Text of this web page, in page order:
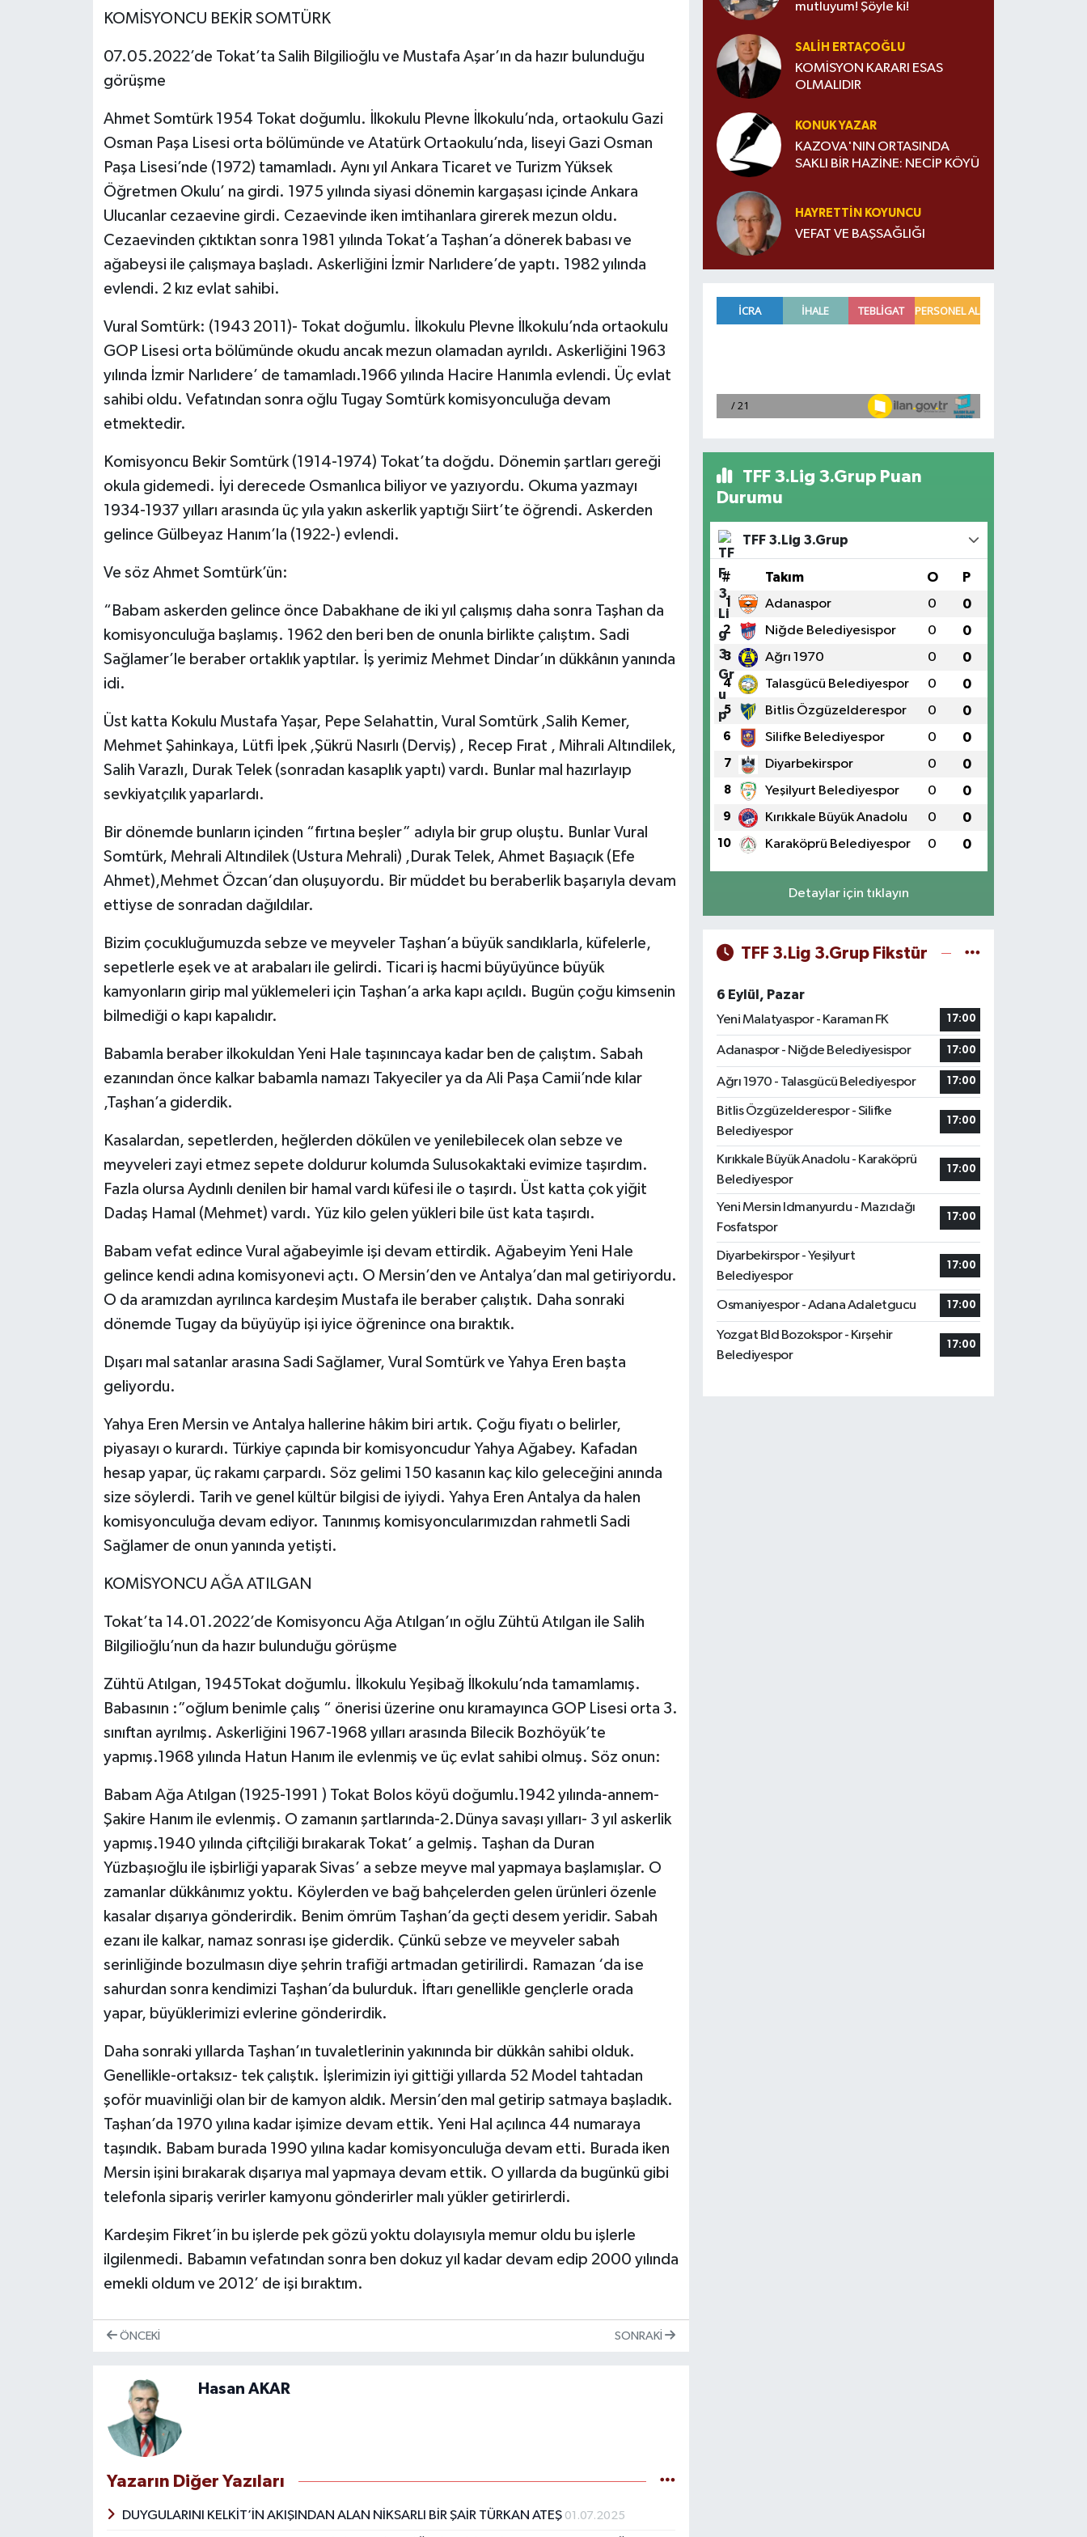
KOMİSYONCU BEKİR SOMTÜRK
07.05.2022’de Tokat’ta Salih Bilgilioğlu ve Mustafa Aşar’ın da hazır bulunduğu
görüşme
Ahmet Somtürk 1954 Tokat doğumlu. İlkokulu Plevne İlkokulu’nda, ortaokulu Gazi
Osman Paşa Lisesi orta bölümünde ve Atatürk Ortaokulu’nda, liseyi Gazi Osman
Paşa Lisesi’nde (1972) tamamladı. Aynı yıl Ankara Ticaret ve Turizm Yüksek
Öğretmen Okulu’ na girdi. 1975 yılında siyasi dönemin kargaşası içinde Ankara
Ulucanlar cezaevine girdi. Cezaevinde iken imtihanlara girerek mezun oldu.
Cezaevinden çıktıktan sonra 1981 yılında Tokat’a Taşhan’a dönerek babası ve
ağabeysi ile çalışmaya başladı. Askerliğini İzmir Narlıdere’de yaptı. 1982 yılında
evlendi. 2 kız evlat sahibi.
Vural Somtürk: (1943 2011)- Tokat doğumlu. İlkokulu Plevne İlkokulu’nda ortaokulu
GOP Lisesi orta bölümünde okudu ancak mezun olamadan ayrıldı. Askerliğini 1963
yılında İzmir Narlıdere’ de tamamladı.1966 yılında Hacire Hanımla evlendi. Üç evlat
sahibi oldu. Vefatından sonra oğlu Tugay Somtürk komisyonculuğa devam
etmektedir.
Komisyoncu Bekir Somtürk (1914-1974) Tokat’ta doğdu. Dönemin şartları gereği
okula gidemedi. İyi derecede Osmanlıca biliyor ve yazıyordu. Okuma yazmayı
1934-1937 yılları arasında üç yıla yakın askerlik yaptığı Siirt’te öğrendi. Askerden
gelince Gülbeyaz Hanım’la (1922-) evlendi.
Ve söz Ahmet Somtürk’ün:
“Babam askerden gelince önce Dabakhane de iki yıl çalışmış daha sonra Taşhan da
komisyonculuğa başlamış. 1962 den beri ben de onunla birlikte çalıştım. Sadi
Sağlamer’le beraber ortaklık yaptılar. İş yerimiz Mehmet Dindar’ın dükkânın yanında
idi.
Üst katta Kokulu Mustafa Yaşar, Pepe Selahattin, Vural Somtürk ,Salih Kemer,
Mehmet Şahinkaya, Lütfi İpek ,Şükrü Nasırlı (Derviş) , Recep Fırat , Mihrali Altındilek,
Salih Varazlı, Durak Telek (sonradan kasaplık yaptı) vardı. Bunlar mal hazırlayıp
sevkiyatçılık yaparlardı.
Bir dönemde bunların içinden “fırtına beşler” adıyla bir grup oluştu. Bunlar Vural
Somtürk, Mehrali Altındilek (Ustura Mehrali) ,Durak Telek, Ahmet Başıaçık (Efe
Ahmet),Mehmet Özcan‘dan oluşuyordu. Bir müddet bu beraberlik başarıyla devam
ettiyse de sonradan dağıldılar.
Bizim çocukluğumuzda sebze ve meyveler Taşhan’a büyük sandıklarla, küfelerle,
sepetlerle eşek ve at arabaları ile gelirdi. Ticari iş hacmi büyüyünce büyük
kamyonların girip mal yüklemeleri için Taşhan’a arka kapı açıldı. Bugün çoğu kimsenin
bilmediği o kapı kapalıdır.
Babamla beraber ilkokuldan Yeni Hale taşınıncaya kadar ben de çalıştım. Sabah
ezanından önce kalkar babamla namazı Takyeciler ya da Ali Paşa Camii’nde kılar
,Taşhan’a giderdik.
Kasalardan, sepetlerden, heğlerden dökülen ve yenilebilecek olan sebze ve
meyveleri zayi etmez sepete doldurur kolumda Sulusokaktaki evimize taşırdım.
Fazla olursa Aydınlı denilen bir hamal vardı küfesi ile o taşırdı. Üst katta çok yiğit
Dadaş Hamal (Mehmet) vardı. Yüz kilo gelen yükleri bile üst kata taşırdı.
Babam vefat edince Vural ağabeyimle işi devam ettirdik. Ağabeyim Yeni Hale
gelince kendi adına komisyonevi açtı. O Mersin’den ve Antalya’dan mal getiriyordu.
O da aramızdan ayrılınca kardeşim Mustafa ile beraber çalıştık. Daha sonraki
dönemde Tugay da büyüyüp işi iyice öğrenince ona bıraktık.
Dışarı mal satanlar arasına Sadi Sağlamer, Vural Somtürk ve Yahya Eren başta
geliyordu.
Yahya Eren Mersin ve Antalya hallerine hâkim biri artık. Çoğu fiyatı o belirler,
piyasayı o kurardı. Türkiye çapında bir komisyoncudur Yahya Ağabey. Kafadan
hesap yapar, üç rakamı çarpardı. Söz gelimi 150 kasanın kaç kilo geleceğini anında
size söylerdi. Tarih ve genel kültür bilgisi de iyiydi. Yahya Eren Antalya da halen
komisyonculuğa devam ediyor. Tanınmış komisyoncularımızdan rahmetli Sadi
Sağlamer de onun yanında yetişti.
KOMİSYONCU AĞA ATILGAN
Tokat’ta 14.01.2022’de Komisyoncu Ağa Atılgan’ın oğlu Zühtü Atılgan ile Salih
Bilgilioğlu’nun da hazır bulunduğu görüşme
Zühtü Atılgan, 1945Tokat doğumlu. İlkokulu Yeşibağ İlkokulu’nda tamamlamış.
Babasının :”oğlum benimle çalış “ önerisi üzerine onu kıramayınca GOP Lisesi orta 3.
sınıftan ayrılmış. Askerliğini 1967-1968 yılları arasında Bilecik Bozhöyük’te
yapmış.1968 yılında Hatun Hanım ile evlenmiş ve üç evlat sahibi olmuş. Söz onun:
Babam Ağa Atılgan (1925-1991 ) Tokat Bolos köyü doğumlu.1942 yılında-annem-
Şakire Hanım ile evlenmiş. O zamanın şartlarında-2.Dünya savaşı yılları- 3 yıl askerlik
yapmış.1940 yılında çiftçiliği bırakarak Tokat’ a gelmiş. Taşhan da Duran
Yüzbaşıoğlu ile işbirliği yaparak Sivas’ a sebze meyve mal yapmaya başlamışlar. O
zamanlar dükkânımız yoktu. Köylerden ve bağ bahçelerden gelen ürünleri özenle
kasalar dışarıya gönderirdik. Benim ömrüm Taşhan’da geçti desem yeridir. Sabah
ezanı ile kalkar, namaz sonrası işe giderdik. Çünkü sebze ve meyveler sabah
serinliğinde bozulmasın diye şehrin trafiği artmadan getirilirdi. Ramazan ‘da ise
sahurdan sonra kendimizi Taşhan’da bulurduk. İftarı genellikle gençlerle orada
yapar, büyüklerimizi evlerine gönderirdik.
Daha sonraki yıllarda Taşhan’ın tuvaletlerinin yakınında bir dükkân sahibi olduk.
Genellikle-ortaksız- tek çalıştık. İşlerimizin iyi gittiği yıllarda 52 Model tahtadan
şoför muavinliği olan bir de kamyon aldık. Mersin’den mal getirip satmaya başladık.
Taşhan’da 1970 yılına kadar işimize devam ettik. Yeni Hal açılınca 44 numaraya
taşındık. Babam burada 1990 yılına kadar komisyonculuğa devam etti. Burada iken
Mersin işini bırakarak dışarıya mal yapmaya devam ettik. O yıllarda da bugünkü gibi
telefonla sipariş verirler kamyonu gönderirler malı yükler getirirlerdi.
Kardeşim Fikret’in bu işlerde pek gözü yoktu dolayısıyla memur oldu bu işlerle
ilgilenmedi. Babamın vefatından sonra ben dokuz yıl kadar devam edip 2000 yılında
emekli oldum ve 2012’ de işi bıraktım.
ÖNCEKI SONRAKI
Hasan AKAR
Yazarın Diğer Yazıları
DUYGULARINI KELKİT’İN AKIŞINDAN ALAN NİKSARLI BİR ŞAİR TÜRKAN ATEŞ 01.07.2025
mutluyum! Şöyle ki!
SALIH ERTAÇOĞLU
KOMİSYON KARARI ESAS
OLMALIDIR
KONUK YAZAR
KAZOVA'NIN ORTASINDA
SAKLI BİR HAZİNE: NECİP KÖYÜ
HAYRETTIN KOYUNCU
VEFAT VE BAŞSAĞLIĞI
TFF 3.Lig 3.Grup Puan
Durumu
TFF 3.Lig 3.Grup
# Takım O P
1 Adanaspor 0 0
2 Niğde Belediyesispor 0 0
3 Ağrı 1970 0 0
4 Talasgücü Belediyespor 0 0
5 Bitlis Özgüzelderespor 0 0
6 Silifke Belediyespor 0 0
7 Diyarbekirspor 0 0
8 Yeşilyurt Belediyespor 0 0
9 Kırıkkale Büyük Anadolu 0 0
10 Karaköprü Belediyespor 0 0
Detaylar için tıklayın
TFF 3.Lig 3.Grup Fikstür
6 Eylül, Pazar
Yeni Malatyaspor - Karaman FK
17:00
Adanaspor - Niğde Belediyesispor 17:00
Ağrı 1970 - Talasgücü Belediyespor 17:00
Bitlis Özgüzelderespor - Silifke
Belediyespor
17:00
Kırıkkale Büyük Anadolu - Karaköprü
Belediyespor
17:00
Yeni Mersin Idmanyurdu - Mazıdağı
Fosfatspor
17:00
Diyarbekirspor - Yeşilyurt
Belediyespor
17:00
Osmaniyespor - Adana Adaletgucu 17:00
Yozgat Bld Bozokspor - Kırşehir
Belediyespor
17:00
Tokat Haber